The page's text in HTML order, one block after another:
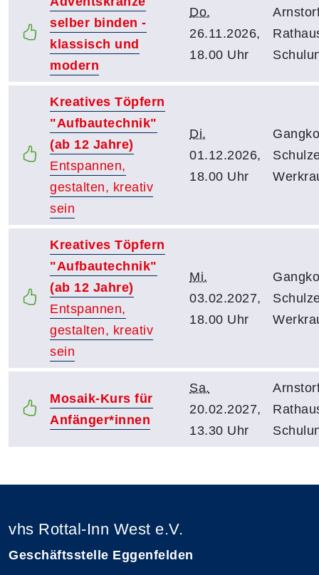
selber binden -
klassisch und
modern
Do.
26.11.2026,
18.00 Uhr
Kreatives Töpfern
"Aufbautechnik"
(ab 12 Jahre)
Entspannen,
gestalten, kreativ
sein
Di.
01.12.2026,
18.00 Uhr
Kreatives Töpfern
"Aufbautechnik"
(ab 12 Jahre)
Entspannen,
gestalten, kreativ
sein
Mi.
03.02.2027,
18.00 Uhr
Mosaik-Kurs für
Anfänger*innen
Sa.
20.02.2027,
13.30 Uhr
vhs Rottal-Inn West e.V.
Geschäftsstelle Eggenfelden